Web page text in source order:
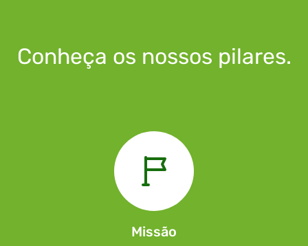
Conheça os nossos pilares.
Missão